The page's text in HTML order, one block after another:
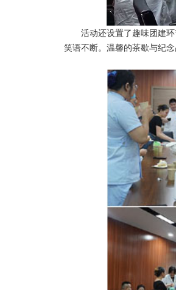
活动还设置了趣味团建
笑语不断。温馨的茶歇与纪